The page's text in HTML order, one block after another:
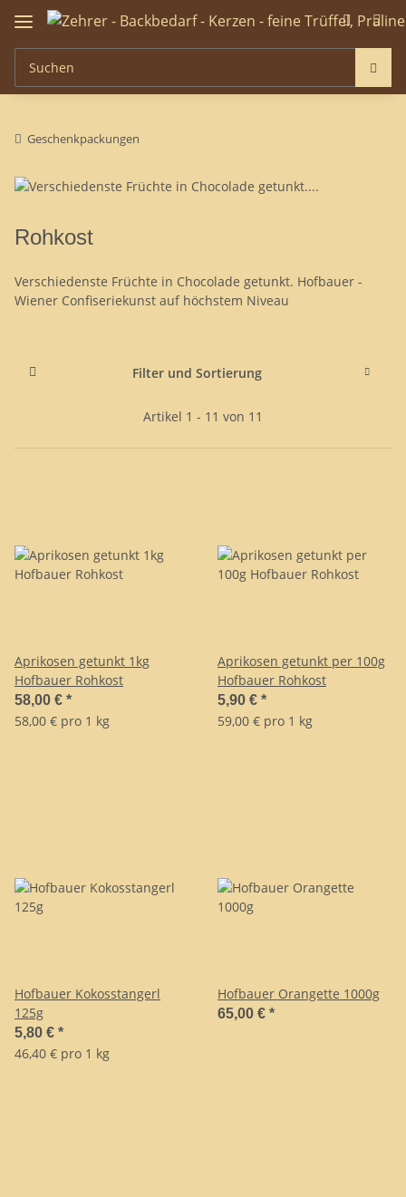
Geschenkpackungen
Rohkost
Verschiedenste Früchte in Chocolade getunkt. Hofbauer -
Wiener Confiseriekunst auf höchstem Niveau
Filter und Sortierung
Artikel 1 - 11 von 11
Aprikosen getunkt 1kg
Hofbauer Rohkost
58,00 € *
58,00 € pro 1 kg
Aprikosen getunkt per 100g
Hofbauer Rohkost
5,90 € *
59,00 € pro 1 kg
Hofbauer Kokosstangerl
125g
5,80 € *
46,40 € pro 1 kg
Hofbauer Orangette 1000g
65,00 € *